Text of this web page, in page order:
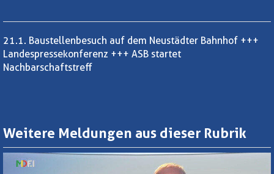
21.1. Baustellenbesuch auf dem Neustädter Bahnhof +++
Landespressekonferenz +++ ASB startet
Nachbarschaftstreff
Weitere Meldungen aus dieser Rubrik